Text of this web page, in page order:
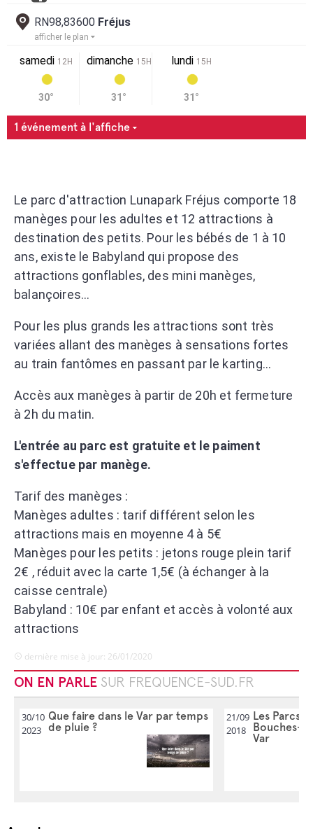
RN98,83600 Fréjus
afficher le plan
samedi 12H
30°
dimanche 15H
31°
lundi 15H
31°
1 événement à l'affiche
Le parc d'attraction Lunapark Fréjus comporte 18
manèges pour les adultes et 12 attractions à
destination des petits. Pour les bébés de 1 à 10
ans, existe le Babyland qui propose des
attractions gonflables, des mini manèges,
balançoires...
Pour les plus grands les attractions sont très
variées allant des manèges à sensations fortes
au train fantômes en passant par le karting...
Accès aux manèges à partir de 20h et fermeture
à 2h du matin.
L'entrée au parc est gratuite et le paiment
s'effectue par manège.
Tarif des manèges :
Manèges adultes : tarif différent selon les
attractions mais en moyenne 4 à 5€
Manèges pour les petits : jetons rouge plein tarif
2€ , réduit avec la carte 1,5€ (à échanger à la
caisse centrale)
Babyland : 10€ par enfant et accès à volonté aux
attractions
dernière mise à jour: 26/01/2020
ON EN PARLE SUR FREQUENCE-SUD.FR
30/10
2023
Que faire dans le Var par temps
de pluie ?
21/09
2018
Les Parcs
Bouches-
Var